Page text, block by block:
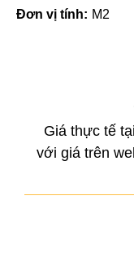
Đơn vị tính: M2
Giá thực tế
với giá trên